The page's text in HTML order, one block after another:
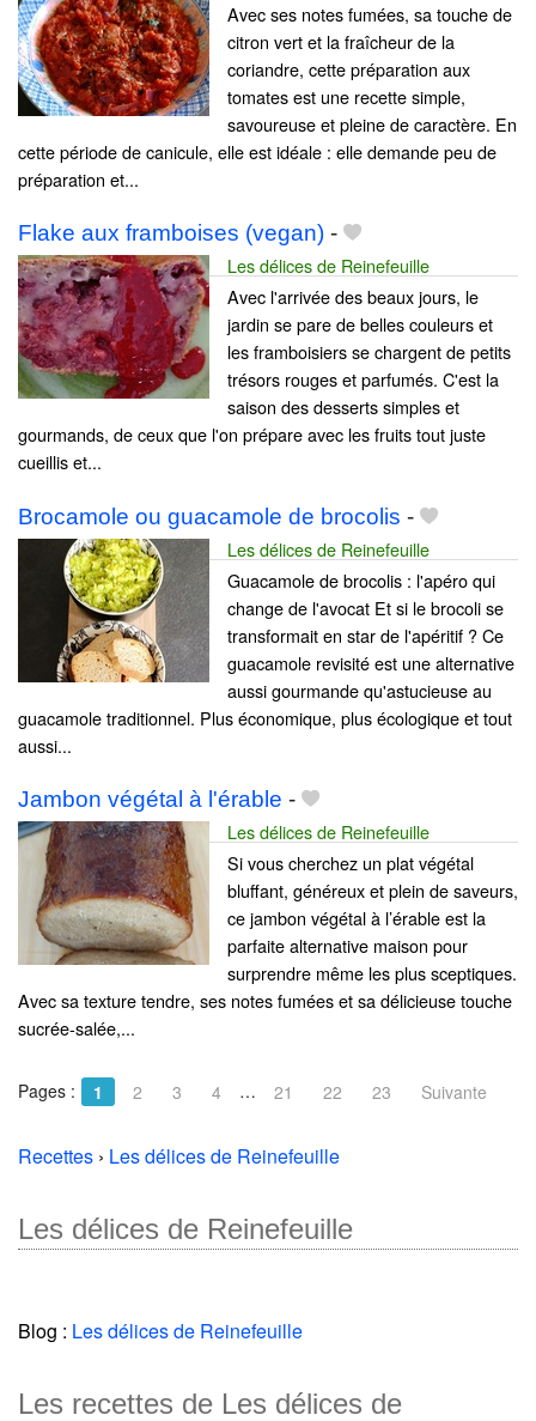
Avec ses notes fumées, sa touche de
citron vert et la fraîcheur de la
coriandre, cette préparation aux
tomates est une recette simple,
savoureuse et pleine de caractère. En
cette période de canicule, elle est idéale : elle demande peu de
préparation et...
Flake aux framboises (vegan) -
Les délices de Reinefeuille
Avec l'arrivée des beaux jours, le
jardin se pare de belles couleurs et
les framboisiers se chargent de petits
trésors rouges et parfumés. C'est la
saison des desserts simples et
gourmands, de ceux que l'on prépare avec les fruits tout juste
cueillis et...
Brocamole ou guacamole de brocolis -
Les délices de Reinefeuille
Guacamole de brocolis : l'apéro qui
change de l'avocat Et si le brocoli se
transformait en star de l'apéritif ? Ce
guacamole revisité est une alternative
aussi gourmande qu'astucieuse au
guacamole traditionnel. Plus économique, plus écologique et tout
aussi...
Jambon végétal à l'érable -
Les délices de Reinefeuille
Si vous cherchez un plat végétal
bluffant, généreux et plein de saveurs,
ce jambon végétal à l’érable est la
parfaite alternative maison pour
surprendre même les plus sceptiques.
Avec sa texture tendre, ses notes fumées et sa délicieuse touche
sucrée-salée,...
Pages : 1 2 3 4 … 21 22 23 Suivante
Recettes › Les délices de Reinefeuille
Les délices de Reinefeuille
Blog : Les délices de Reinefeuille
Les recettes de Les délices de